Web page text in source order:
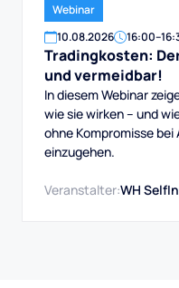
Webinar
10.08.2026 16:00–
Tradingkosten:
und vermeidbar!
In diesem Webinar
wie sie wirken – und
ohne Kompromisse
einzugehen.
Veranstalter:WH